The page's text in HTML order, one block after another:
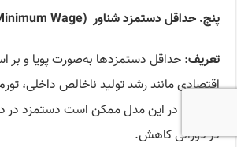
پنج. حداقل دستمزد شناور (Flating Minimum Wage)
تعریف: حداقل دستمزدها به‌صورت پویا و
اقتصادی مانند رشد تولید ناخالص داخلی،
می‌کنند. در این مدل ممکن است دستمزد در
در دورانی کاهش.